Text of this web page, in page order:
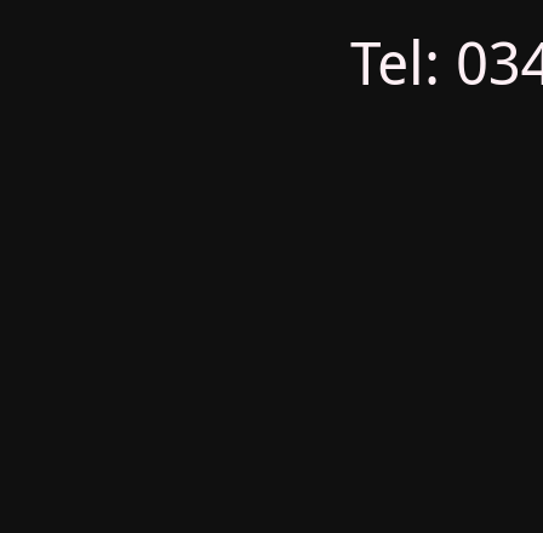
Tel: